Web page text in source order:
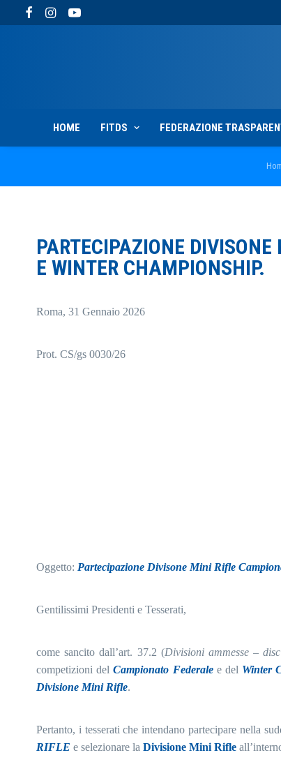
HOME FITDS FEDERAZIONE
PARTECIPAZIONE
E WINTER CHAMPIONSHIP.
Roma, 31 Gennaio 2026
Prot. CS/gs 0030/26
Oggetto: Partecipazione Divisone Mini Rifle
Gentilissimi Presidenti e Tesserati,
come sancito dall’art. 37.2 (Divisioni ammesse –
competizioni delCampionato Federalee del Winter
Divisione Mini Rifle.
Pertanto, i tesserati che intendano partecipare nella
RIFLE e selezionare la Divisione Mini Rifle